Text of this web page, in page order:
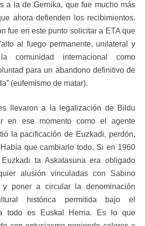
a la de Gernika, que fue mucho más
ahora defienden los recibimientos.
fue en este punto solicitar a ETA que
al fuego permanente, unilateral y
comunidad internacional como
para un abandono definitivo de
(eufemismo de matar).
llevaron a la legalización de Bildu
en ese momento como el agente
la pacificación de Euzkadi, perdón,
que cambiarlo todo. Si en 1960
ta Askatasuna era obligado
alusión vinculadas con Sabino
poner a circular la denominación
histórica permitida bajo el
todo es Euskal Herria. Es lo que